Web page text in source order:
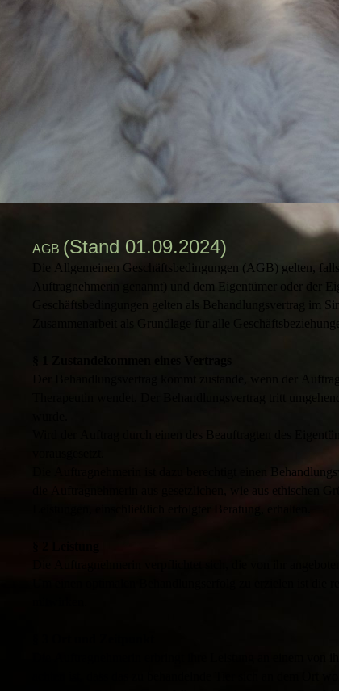
AGB (Stand 01.09.2024)
Die Allgemeinen Geschäftsbedingungen (AGB) gelten,
Auftragnehmerin genannt) und dem Eigentümer oder der
Geschäftsbedingungen gelten als Behandlungsvertrag
Zusammenarbeit als Grundlage für alle
Der Behandlungsvertrag kommt zustande, wenn der
Therapeutin wendet. Der Behandlungsvertrag tritt
Wird der Auftrag durch einen des Beauftragten des
Die Auftragnehmerin ist dazu berechtigt einen
die Auftragnehmerin aus gesetzlichen, wie aus
Leistungen, einschließlich erfolgter Beratung, erhalten.
Die Auftragnehmerin verpflichtet sich, die von ihr
Um einen optimalen Behandlungserfolg zu erzielen ist
Die Auftragnehmerin erbringt ihre Leistung an einem von
achten ist, dass das zu behandelnde Tier sich an dem Ort